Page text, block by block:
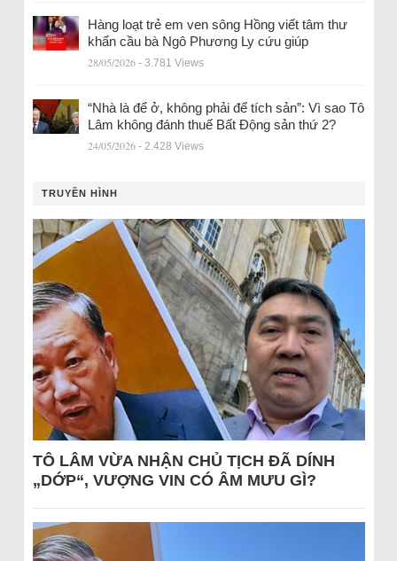
Hàng loạt trẻ em ven sông Hồng viết tâm thư
khẩn cầu bà Ngô Phương Ly cứu giúp
28/05/2026 - 3.781 Views
“Nhà là để ở, không phải để tích sản”: Vì sao Tô
Lâm không đánh thuế Bất Động sản thứ 2?
24/05/2026 - 2.428 Views
TRUYỀN HÌNH
TÔ LÂM VỪA NHẬN CHỦ TỊCH ĐÃ DÍNH
„DỚP“, VƯỢNG VIN CÓ ÂM MƯU GÌ?